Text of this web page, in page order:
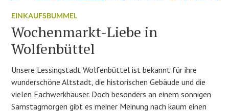
EINKAUFSBUMMEL
Wochenmarkt-Liebe in
Wolfenbüttel
Unsere Lessingstadt Wolfenbüttel ist bekannt für ihre
wunderschöne Altstadt, die historischen Gebäude und die
vielen Fachwerkhäuser. Doch besonders an einem sonnigen
Samstagmorgen gibt es meiner Meinung nach kaum einen